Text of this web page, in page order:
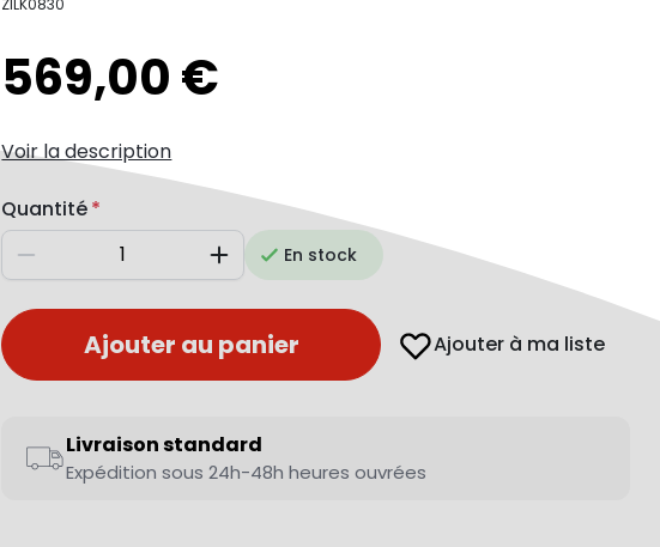
ZILK0830
569,00 €
Voir la description
Quantité
Diminuer AugmenterEn stock
Ajouter au panier Ajouter à ma liste
Livraison standard
Expédition sous 24h-48h heures ouvrées